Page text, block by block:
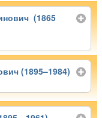
(1865
(1895–1984)